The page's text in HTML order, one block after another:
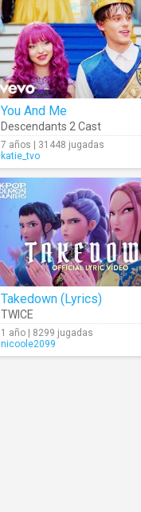
You And Me
Descendants 2 Cast
7 años | 31448 jugadas
katie_tvo
Takedown (Lyrics)
TWICE
1 año | 8299 jugadas
nicoole2099